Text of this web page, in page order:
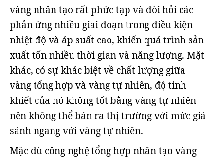
vàng nhân tạo rất phức tạp và đòi hỏi các
phản ứng nhiều giai đoạn trong điều kiện
nhiệt độ và áp suất cao, khiến quá trình sản
xuất tốn nhiều thời gian và năng lượng. Mặt
khác, có sự khác biệt về chất lượng giữa
vàng tổng hợp và vàng tự nhiên, độ tinh
khiết của nó không tốt bằng vàng tự nhiên
nên không thể bán ra thị trường với mức giá
sánh ngang với vàng tự nhiên.
Mặc dù công nghệ tổng hợp nhân tạo vàng